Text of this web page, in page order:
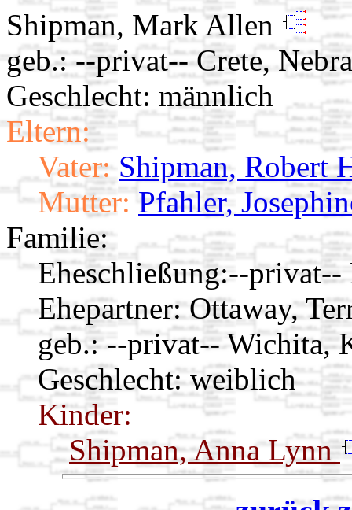
Shipman, Mark Allen
geb.: --privat-- Crete,
Geschlecht: männlich
Eltern:
Vater: Shipman, Robert
Mutter: Pfahler,
Familie:
Eheschließung:--privat--
Ehepartner: Ottaway,
geb.: --privat-- Wichita,
Geschlecht: weiblich
Kinder:
Shipman, Anna Lynn